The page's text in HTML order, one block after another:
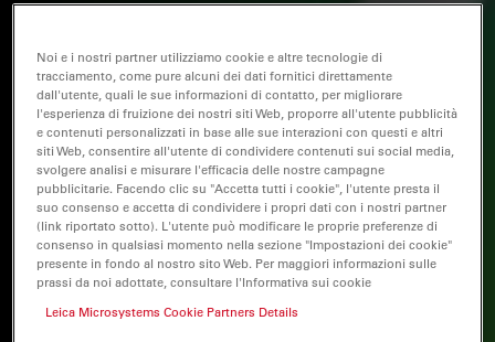
Noi e i nostri partner utilizziamo cookie e altre tecnologie di
tracciamento, come pure alcuni dei dati fornitici direttamente
dall'utente, quali le sue informazioni di contatto, per migliorare
l'esperienza di fruizione dei nostri siti Web, proporre all'utente pubblicità
e contenuti personalizzati in base alle sue interazioni con questi e altri
siti Web, consentire all'utente di condividere contenuti sui social media,
svolgere analisi e misurare l'efficacia delle nostre campagne
pubblicitarie. Facendo clic su "Accetta tutti i cookie", l'utente presta il
suo consenso e accetta di condividere i propri dati con i nostri partner
(link riportato sotto). L'utente può modificare le proprie preferenze di
consenso in qualsiasi momento nella sezione "Impostazioni dei cookie"
presente in fondo al nostro sito Web. Per maggiori informazioni sulle
prassi da noi adottate, consultare l'Informativa sui cookie
Leica Microsystems Cookie Partners Details